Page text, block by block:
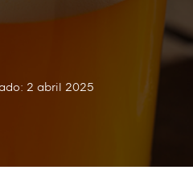
2 abril 2025